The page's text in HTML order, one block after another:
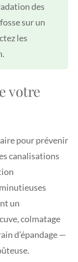
des
sur un
les
votre
pour prévenir
canalisations
un
colmatage
d’épandage —